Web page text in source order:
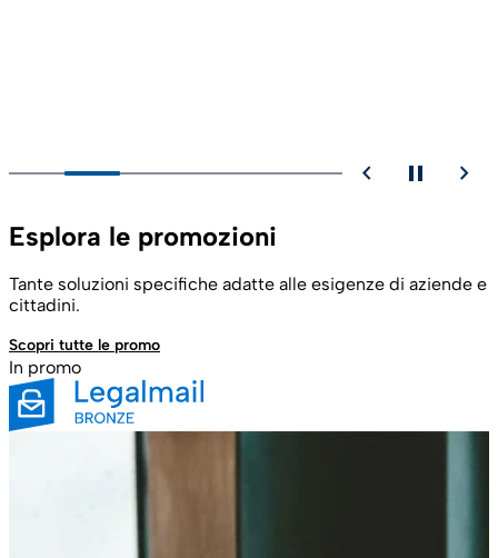
chevron_backward pause chevron_forward
Esplora le promozioni
Tante soluzioni specifiche adatte alle esigenze di aziende e
cittadini.
Scopri tutte le promo
In promo